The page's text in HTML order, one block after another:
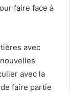
faire face à
avec
avec la
faire partie